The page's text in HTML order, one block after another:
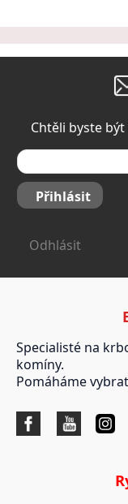
Chtěli byste
Přihlásit
Odhlásit
Specialisté na
komíny.
Pomáháme